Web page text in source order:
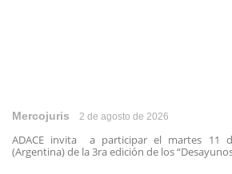
Mercojuris 2 de agosto de 2026
ADACE invita a participar el martes 11
(Argentina) de la 3ra edición de los